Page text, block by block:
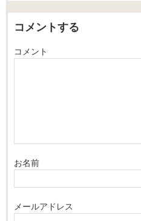
コメントする
コメント
お名前
メールアドレス